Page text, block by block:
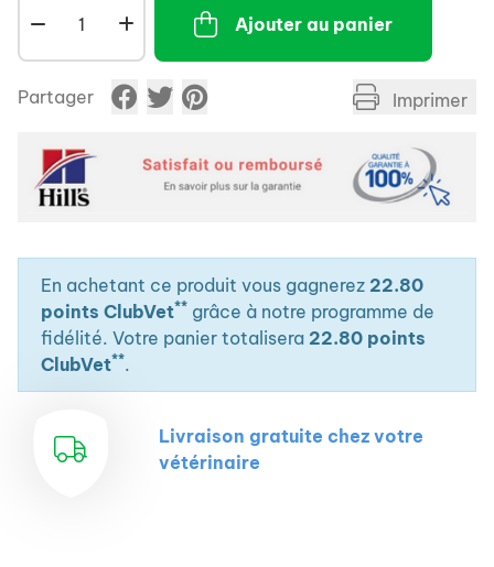
Ajouter au panier
Partager Imprimer
En achetant ce produit vous gagnerez 22.80
points ClubVet** grâce à notre programme de
fidélité. Votre panier totalisera 22.80 points
ClubVet**.
Livraison gratuite chez votre
vétérinaire